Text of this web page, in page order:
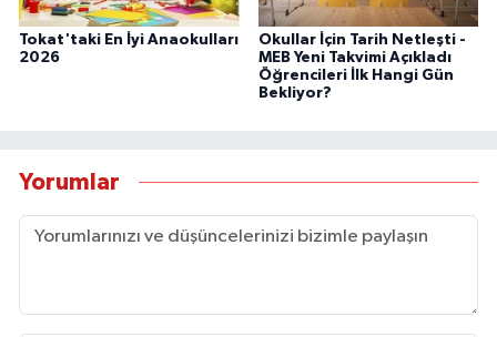
Tokat'taki En İyi Anaokulları
2026
Okullar İçin Tarih Netleşti -
MEB Yeni Takvimi Açıkladı
Öğrencileri İlk Hangi Gün
Bekliyor?
Yorumlar